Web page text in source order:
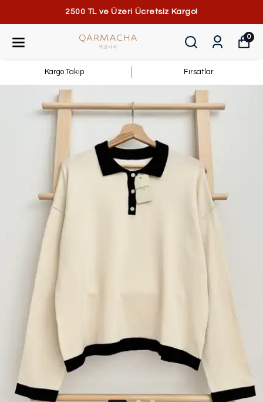
2500 TL ve Üzeri Ücretsiz Kargo!
0
Kargo Takip Fırsatlar